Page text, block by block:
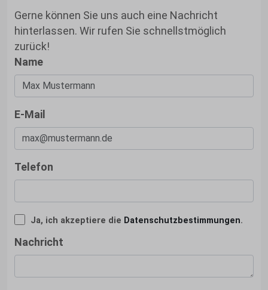
Gerne können Sie uns auch eine Nachricht
hinterlassen. Wir rufen Sie schnellstmöglich
zurück!
Name
E-Mail
Telefon
Ja, ich akzeptiere die Datenschutzbestimmungen.
Nachricht